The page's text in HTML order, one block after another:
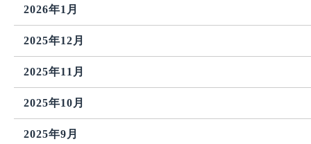
2026年1月
2025年12月
2025年11月
2025年10月
2025年9月